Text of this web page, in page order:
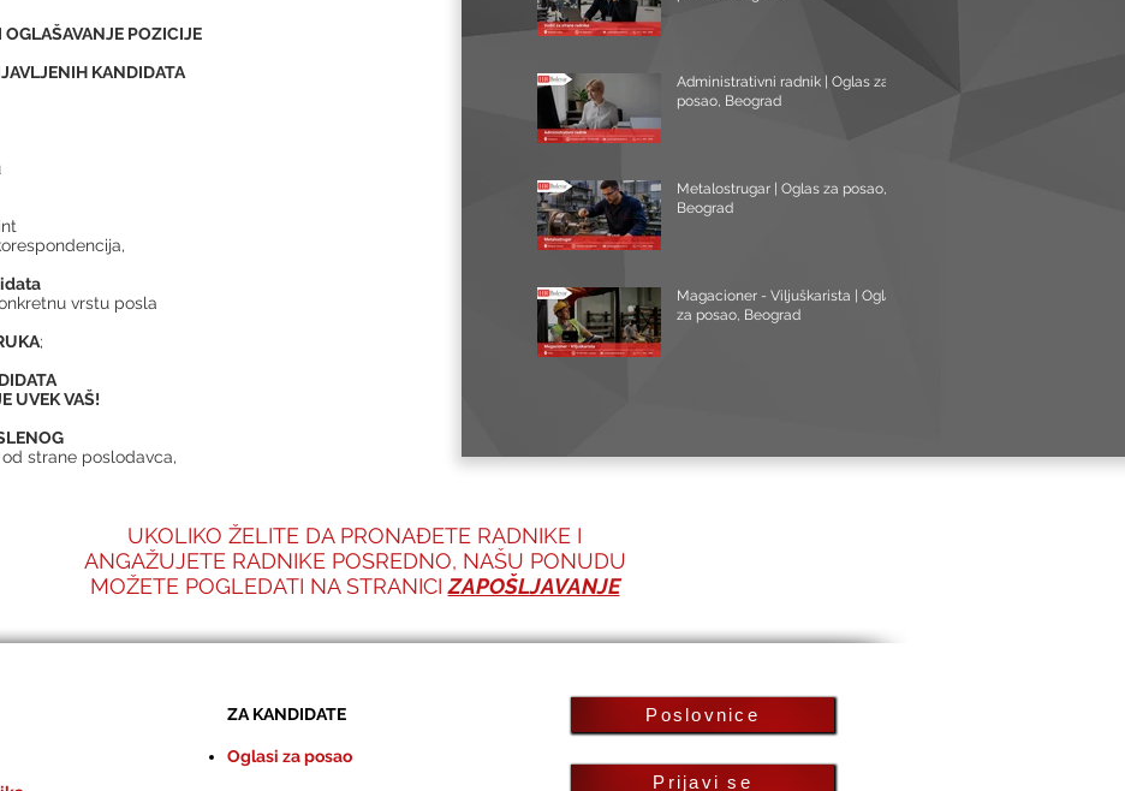
OGLAŠAVANJE POZICIJE
KANDIDATA
vrstu posla
;
UVEK VAŠ!
strane poslodavca,
UKOLIKO ŽELITE DA PRONAĐETE RADNIKE I
ANGAŽUJETE RADNIKE POSREDNO, NAŠU PONUDU
MOŽETE POGLEDATI NA STRANICIZAPOŠLJAVANJE
Administrativni radnik | Oglas za
posao, Beograd
Metalostrugar | Oglas za posao,
Beograd
Magacioner - Viljuškarista | Oglas
za posao, Beograd
ZA KANDIDATE
Oglasi za posao
Poslovnice
Prijavi se